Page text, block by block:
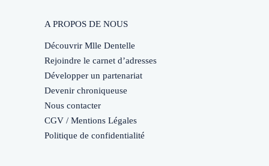
A PROPOS DE NOUS
Découvrir Mlle Dentelle
Rejoindre le carnet d’adresses
Développer un partenariat
Devenir chroniqueuse
Nous contacter
CGV / Mentions Légales
Politique de confidentialité